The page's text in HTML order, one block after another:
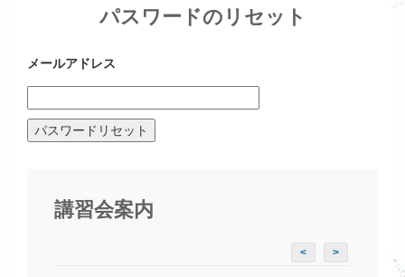
パスワードのリセット
メールアドレス
講習会案内
< >